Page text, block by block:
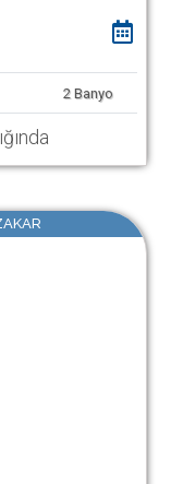
2 Banyo